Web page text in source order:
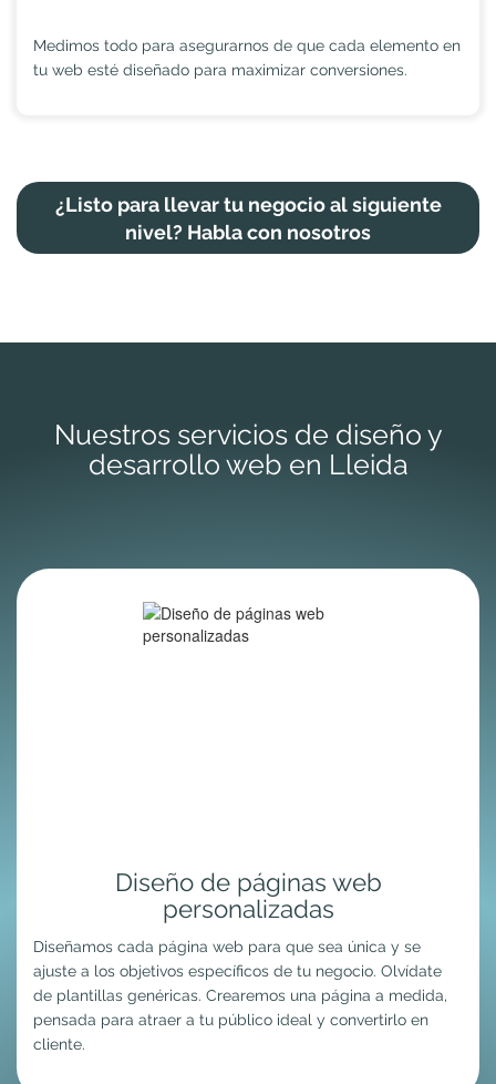
Medimos todo para asegurarnos de que cada elemento en
tu web esté diseñado para maximizar conversiones.
¿Listo para llevar tu negocio al siguiente
nivel? Habla con nosotros
Nuestros servicios de diseño y
desarrollo web en Lleida
Diseño de páginas web
personalizadas
Diseñamos cada página web para que sea única y se
ajuste a los objetivos específicos de tu negocio. Olvídate
de plantillas genéricas. Crearemos una página a medida,
pensada para atraer a tu público ideal y convertirlo en
cliente.